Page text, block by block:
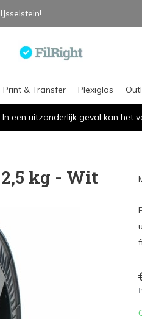
Print & Transfer Plexiglas
een uitzonderlijk geval kan
kg - Wit